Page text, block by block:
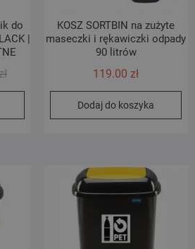
do
|
Pierwotna
cena
129.00 zł.
Aktualna
cena
119.00 zł.
KOSZ SORTBIN na zużyte
maseczki i rękawiczki odpady
90 litrów
119.00zł
Dodaj do koszyka